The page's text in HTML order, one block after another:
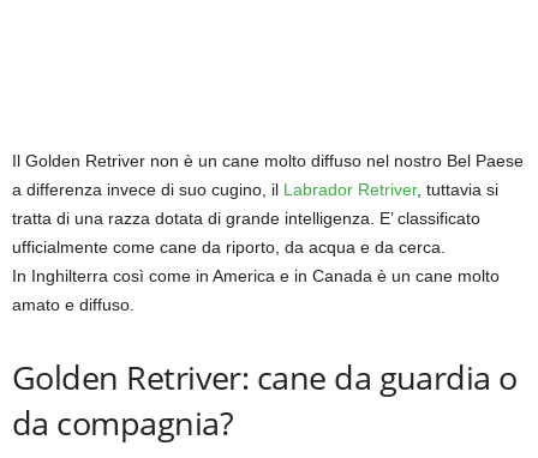
Il Golden Retriver non è un cane molto diffuso nel nostro Bel Paese
a differenza invece di suo cugino, il Labrador Retriver, tuttavia si
tratta di una razza dotata di grande intelligenza. E’ classificato
ufficialmente come cane da riporto, da acqua e da cerca.
In Inghilterra così come in America e in Canada è un cane molto
amato e diffuso.
Golden Retriver: cane da guardia o
da compagnia?